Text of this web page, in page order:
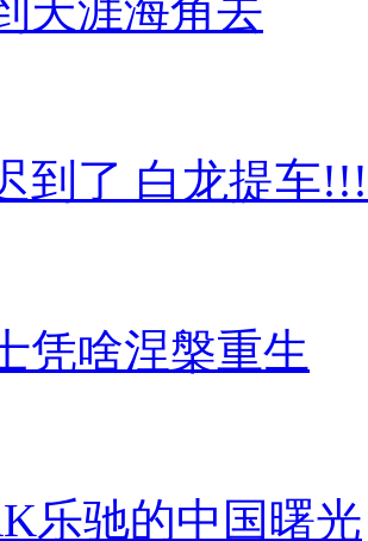
天涯海角去
到了 白龙提车
凭啥涅槃重生
乐驰的中国曙光